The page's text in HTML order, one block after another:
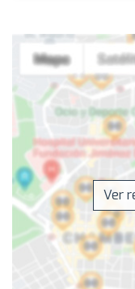
Ver